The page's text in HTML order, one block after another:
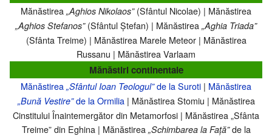
Mănăstirea „Aghios Nikolaos”(Sfântul Nicolae) | Mănăstirea
„Aghios Stefanos”(Sfântul Ștefan) | Mănăstirea „Aghia Triada”
(Sfânta Treime) | Mănăstirea Marele Meteor | Mănăstirea
Russanu | Mănăstirea Varlaam
Mănăstiri continentale
Mănăstirea „Sfântul Ioan Teologul”de la Suroti | Mănăstirea
„Bună Vestire”de la Ormilia| Mănăstirea Stomiu | Mănăstirea
Cinstitului Înaintemergător din Metamorfosi | Mănăstirea „Sfânta
Treime” din Eghina | Mănăstirea „Schimbarea la Față”de la